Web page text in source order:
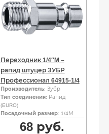
Переходник 1/4″M –
рапид штуцер ЗУБР
Профессионал 64915-1/4
Производитель: Зубр
Тип соединения: Рапид
(EURO)
Посадочный размер: 1/4М
68руб.